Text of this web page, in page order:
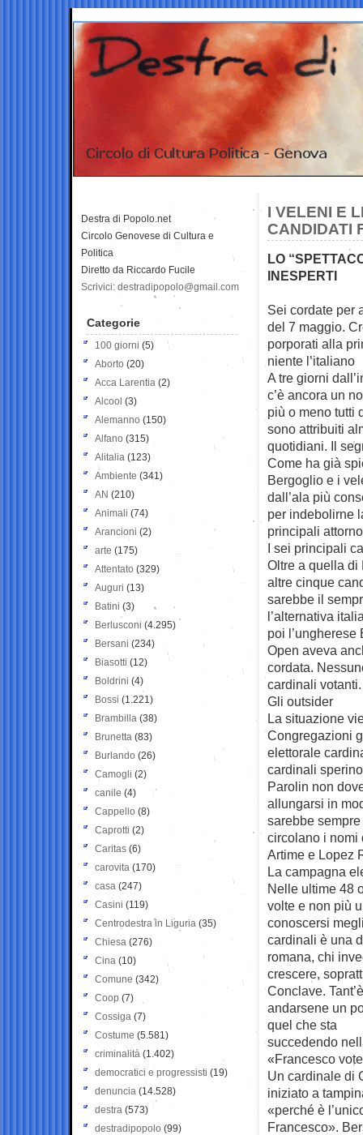
I VELENI E
CANDIDATI
LO
INESPERTI
Sei cordate per
del 7 maggio.
porporati alla
niente l’italiano
A tre giorni
c’è ancora un
più o meno tutti
sono attribuiti
quotidiani. Il
Come ha già
Bergoglio e i
dall’ala più
per indebolirne
principali
I sei principali
Oltre a quella di
altre cinque
sarebbe il
l’alternativa
poi
Open aveva
cordata.
cardinali votanti.
Gli outsider
La situazione
Congregazioni
elettorale
cardinali
Parolin non
allungarsi in
sarebbe
circolano i nomi
Artime e Lopez
La campagna
Nelle ultime 48
volte e non più
conoscersi
cardinali è una
romana, chi
crescere,
Conclave.
andarsene un
quel che sta
succedendo
«Francesco
Un cardinale di
iniziato a
«perché è
Francesco».
Destra di Popolo.net
Circolo Genovese di Cultura e
Politica
Diretto da Riccardo Fucile
Scrivici: destradipopolo@gmail.com
Categorie
100 giorni (5)
Aborto (20)
Acca Larentia (2)
Alcool (3)
Alemanno (150)
Alfano (315)
Alitalia (123)
Ambiente (341)
AN (210)
Animali (74)
Arancioni (2)
arte (175)
Attentato (329)
Auguri (13)
Batini (3)
Berlusconi (4.295)
Bersani (234)
Biasotti (12)
Boldrini (4)
Bossi (1.221)
Brambilla (38)
Brunetta (83)
Burlando (26)
Camogli (2)
canile (4)
Cappello (8)
Caprotti (2)
Caritas (6)
carovita (170)
casa (247)
Casini (119)
Centrodestra in Liguria (35)
Chiesa (276)
Cina (10)
Comune (342)
Coop (7)
Cossiga (7)
Costume (5.581)
criminalità (1.402)
democratici e progressisti (19)
denuncia (14.528)
destra (573)
destradipopolo (99)